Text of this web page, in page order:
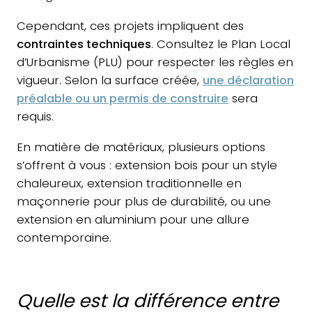
Cependant, ces projets impliquent des
contraintes techniques. Consultez le Plan Local
d’Urbanisme (PLU) pour respecter les règles en
vigueur. Selon la surface créée, une déclaration
préalable ou un permis de construire sera
requis.
En matière de matériaux, plusieurs options
s’offrent à vous : extension bois pour un style
chaleureux, extension traditionnelle en
maçonnerie pour plus de durabilité, ou une
extension en aluminium pour une allure
contemporaine.
Quelle est la différence entre